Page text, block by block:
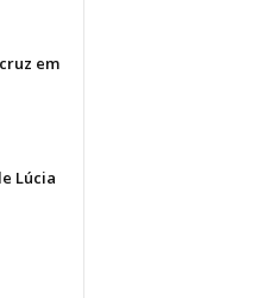
em
Lúcia